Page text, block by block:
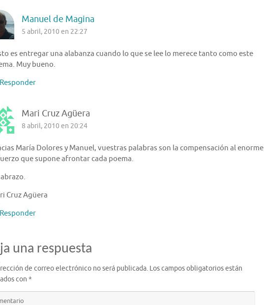
Manuel de Magina
5 abril, 2010 en 22:27
es entregar una alabanza cuando lo que se lee lo merece tanto como este
Muy bueno.
Responder
Mari Cruz Agüera
8 abril, 2010 en 20:24
María Dolores y Manuel, vuestras palabras son la compensación al enorme
que supone afrontar cada poema.
Cruz Agüera
Responder
una respuesta
de correo electrónico no será publicada. Los campos obligatorios están
con *